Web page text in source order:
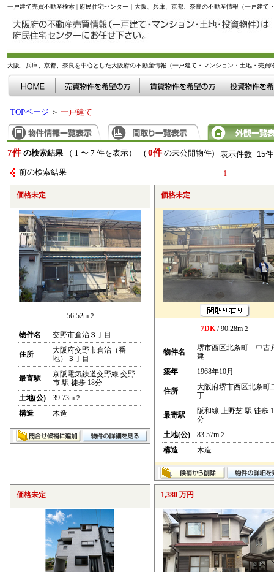
一戸建て売買不動産検索 | 府民住宅センター｜大阪、兵庫、京都、奈良の不動産情報（一戸建て
大阪、兵庫、京都、奈良を中心とした大阪府の不動産情報（一戸建て・マンション・土地・売
TOPページ ＞ 一戸建て
7件 の検索結果 （ 1 〜 7 件を表示） ( 0件の未公開物件) 表示件数
前の検索結果 1
価格未定
56.52m 2
物件名 交野市倉治３丁目
住所
大阪府交野市倉治（番
地）３丁目
最寄駅
京阪電気鉄道交野線 交野
市 駅 徒歩 18分
土地(公)
39.73m 2
構造 木造
価格未定
7DK/ 90.28m 2
物件名
堺市西区北条町 中古
建
築年
1968年10月
住所
大阪府堺市西区北条町
丁
最寄駅
阪和線 上野芝 駅 徒歩
分
土地(公)
83.57m 2
構造 木造
価格未定 1,380 万円